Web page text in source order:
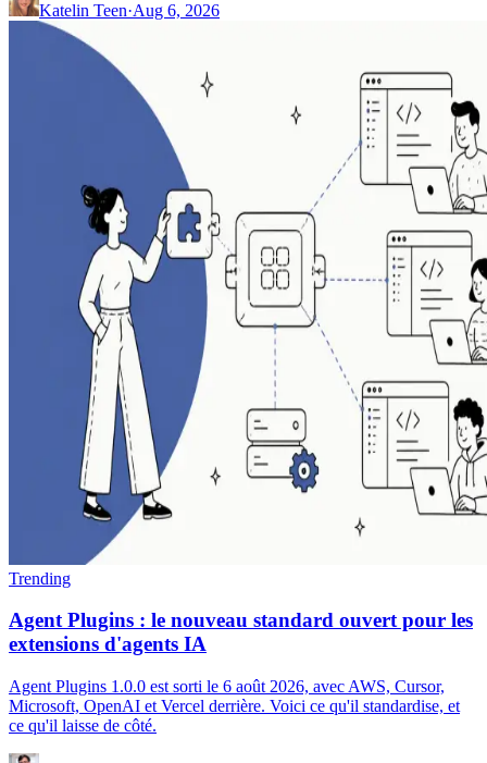
Katelin Teen·Aug 6, 2026
Trending
Agent Plugins : le nouveau standard ouvert pour les
extensions d'agents IA
Agent Plugins 1.0.0 est sorti le 6 août 2026, avec AWS, Cursor,
Microsoft, OpenAI et Vercel derrière. Voici ce qu'il standardise, et
ce qu'il laisse de côté.